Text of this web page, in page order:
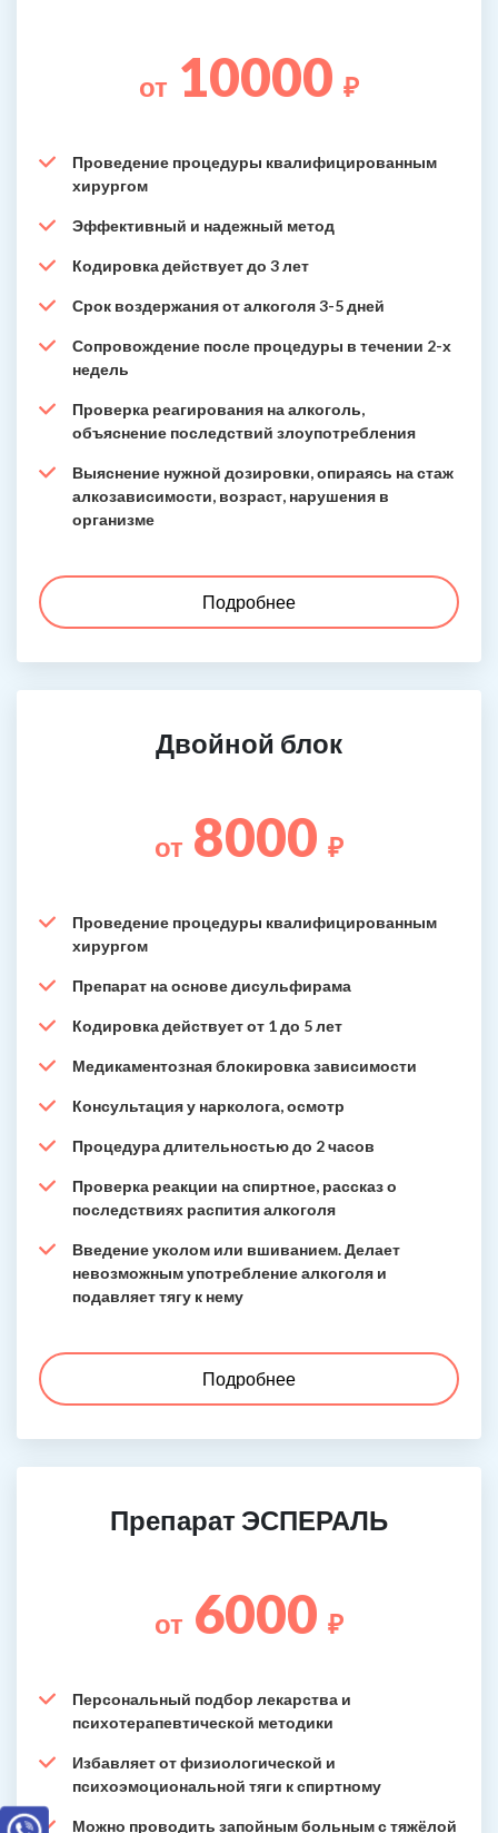
от 10000 ₽
Проведение процедуры квалифицированным
хирургом
Эффективный и надежный метод
Кодировка действует до 3 лет
Срок воздержания от алкоголя 3-5 дней
Сопровождение после процедуры в течении 2-х
недель
Проверка реагирования на алкоголь,
объяснение последствий злоупотребления
Выяснение нужной дозировки, опираясь на стаж
алкозависимости, возраст, нарушения в
организме
Подробнее
Двойной блок
от 8000 ₽
Проведение процедуры квалифицированным
хирургом
Препарат на основе дисульфирама
Кодировка действует от 1 до 5 лет
Медикаментозная блокировка зависимости
Консультация у нарколога, осмотр
Процедура длительностью до 2 часов
Проверка реакции на спиртное, рассказ о
последствиях распития алкоголя
Введение уколом или вшиванием. Делает
невозможным употребление алкоголя и
подавляет тягу к нему
Подробнее
Препарат ЭСПЕРАЛЬ
от 6000 ₽
Персональный подбор лекарства и
психотерапевтической методики
Избавляет от физиологической и
психоэмоциональной тяги к спиртному
Можно проводить запойным больным с тяжёлой